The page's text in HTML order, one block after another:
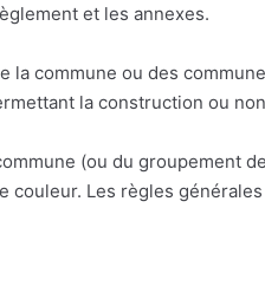
et les annexes.
commune ou des
la construction ou
(ou du groupement
Les règles